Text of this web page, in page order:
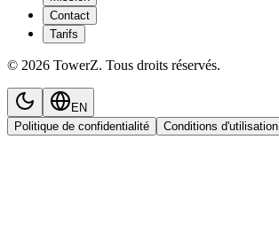
Contact
Tarifs
© 2026 TowerZ. Tous droits réservés.
EN
Politique de confidentialité
Conditions d'utilisation